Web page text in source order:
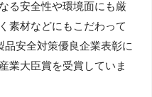
る安全性や環境面にも厳
素材などにもこだわって
品安全対策優良企業表彰に
業大臣賞を受賞していま